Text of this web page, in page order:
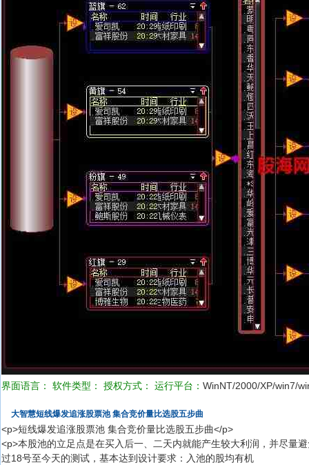
界面语言： 软件类型： 授权方式： 运行平台： WinNT/2000/XP/win7/
大智慧短线爆发追涨股票池 集合竞价量比选股五步曲
<p>短线爆发追涨股票池 集合竞价量比选股五步曲</p>
<p>本股池的立足点是在买入后一、二天内就能产生较大利润，并尽量
过18号至今天的测试，基本达到设计要求：入池的股均有机